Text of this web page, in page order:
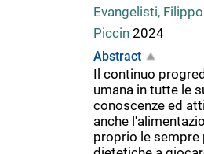
documento
Evangelisti,
Piccin 2024
Abstract
Il continuo
umana in tutte le
conoscenze ed
anche
proprio le